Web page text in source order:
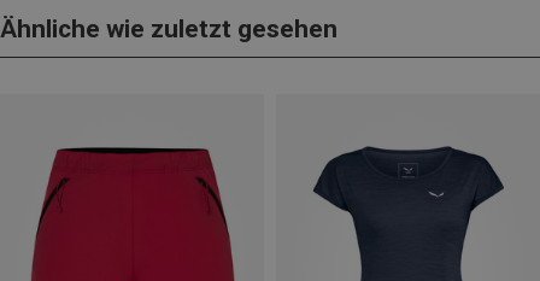
Ähnliche wie zuletzt gesehen